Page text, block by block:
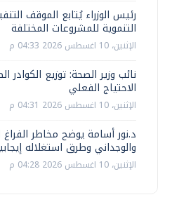
رئيس الوزراء يُتابع الموقف
التنموية للمشروعات المختلفة
الإثنين، 10 اغسطس 2026 04:33 م
نائب وزير الصحة: توزيع الكوادر
الاحتياج الفعلي
الإثنين، 10 اغسطس 2026 04:31 م
د.نور أسامة يوضح مخاطر
والوجداني وطرق استغلاله
الإثنين، 10 اغسطس 2026 04:28 م